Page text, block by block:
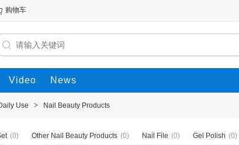
购物车
Video News
Use > Nail Beauty Products
(0) Other Nail Beauty Products (0) Nail File (0) Gel Polish (0)